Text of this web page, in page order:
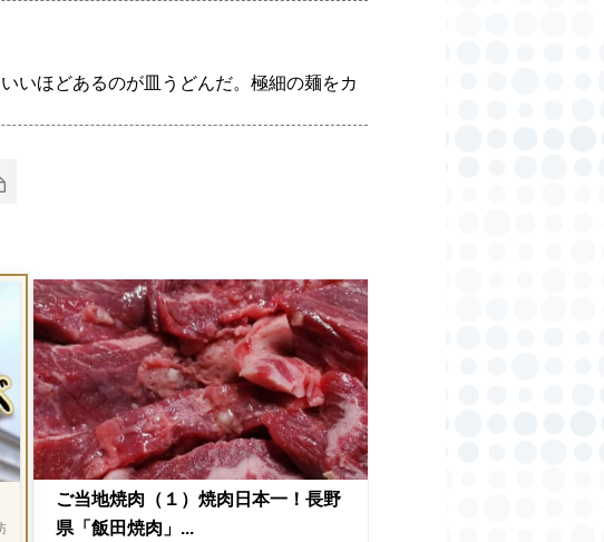
いほどあるのが皿うどんだ。極細の麺をカ
ご当地焼肉（１）焼肉日本一！長野
県「飯田焼肉」...